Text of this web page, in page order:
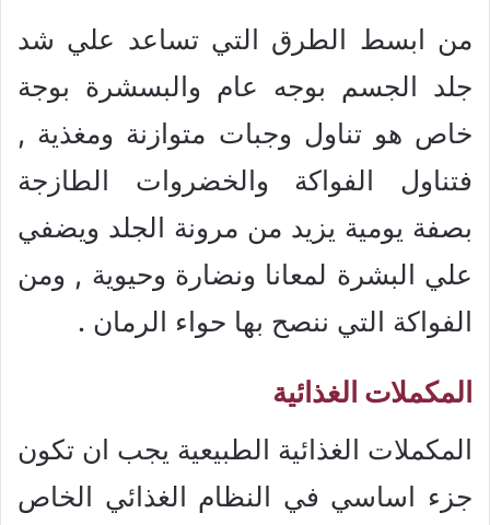
من ابسط الطرق التي تساعد علي شد
جلد الجسم بوجه عام والبسشرة بوجة
خاص هو تناول وجبات متوازنة ومغذية ,
فتناول الفواكة والخضروات الطازجة
بصفة يومية يزيد من مرونة الجلد ويضفي
علي البشرة لمعانا ونضارة وحيوية , ومن
الفواكة التي ننصح بها حواء الرمان .
المكملات الغذائية
المكملات الغذائية الطبيعية يجب ان تكون
جزء اساسي في النظام الغذائي الخاص